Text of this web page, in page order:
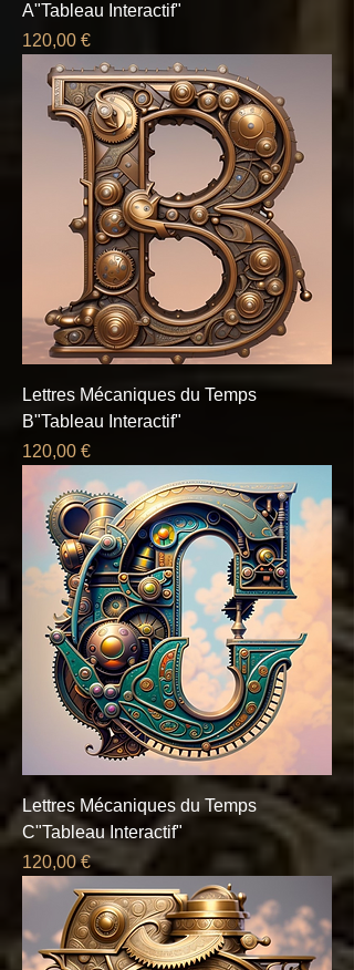
A"Tableau Interactif"
Prix
120,00 €
Lettres Mécaniques du Temps
B"Tableau Interactif"
Prix
120,00 €
Lettres Mécaniques du Temps
C"Tableau Interactif"
Prix
120,00 €